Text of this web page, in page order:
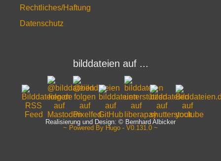
Rechtliches/Haftung
Datenschutz
bilddateien auf ...
Realisierung und Design: © Bernhard Albicker
~ Powered By Hugo - V0.131.0 ~